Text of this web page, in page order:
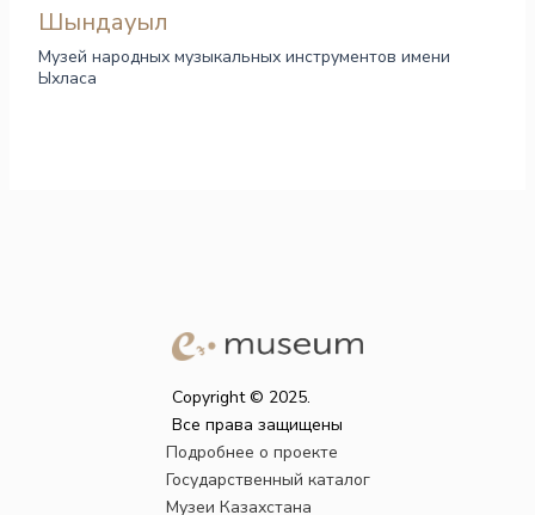
Шындауыл
Музей народных музыкальных инструментов имени
Ыхласа
Copyright © 2025.
Все права защищены
Подробнее о проекте
Государственный каталог
Музеи Казахстана